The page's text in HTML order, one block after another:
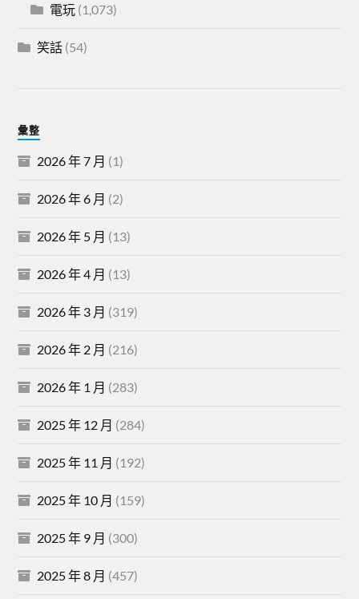
電玩 (1,073)
笑話 (54)
彙整
2026 年 7 月 (1)
2026 年 6 月 (2)
2026 年 5 月 (13)
2026 年 4 月 (13)
2026 年 3 月 (319)
2026 年 2 月 (216)
2026 年 1 月 (283)
2025 年 12 月 (284)
2025 年 11 月 (192)
2025 年 10 月 (159)
2025 年 9 月 (300)
2025 年 8 月 (457)